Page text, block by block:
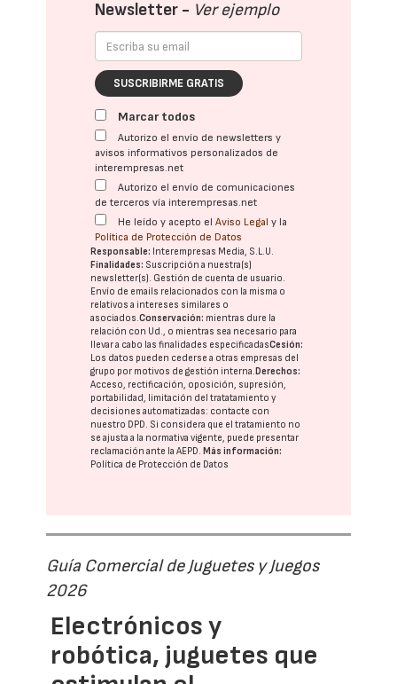
Newsletter - Ver ejemplo
SUSCRIBIRME GRATIS
Marcar todos
Autorizo el envío de newsletters y
avisos informativos personalizados de
interempresas.net
Autorizo el envío de comunicaciones
de terceros vía interempresas.net
He leído y acepto elAviso Legal y la
Política de Protección de Datos
Responsable: Interempresas Media, S.L.U.
Finalidades: Suscripción a nuestra(s)
newsletter(s). Gestión de cuenta de usuario.
Envío de emails relacionados con la misma o
relativos a intereses similares o
asociados.Conservación: mientras dure la
relación con Ud., o mientras sea necesario para
llevar a cabo las finalidades especificadasCesión:
Los datos pueden cederse a otras empresas del
grupo por motivos de gestión interna. Derechos:
Acceso, rectificación, oposición, supresión,
portabilidad, limitación del tratatamiento y
decisiones automatizadas: contacte con
nuestro DPD. Si considera que el tratamiento no
se ajusta a la normativa vigente, puede presentar
reclamación ante laAEPD. Más información:
Política de Protección de Datos
Guía Comercial de Juguetes y Juegos
2026
Electrónicos y
robótica, juguetes que